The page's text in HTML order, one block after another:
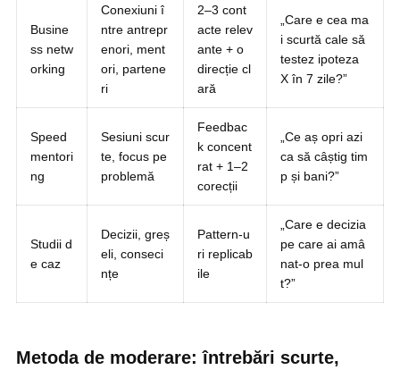
Busine
ss netw
orking
Conexiuni î
ntre antrepr
enori, ment
ori, partene
ri
2–3 cont
acte relev
ante + o
direcție cl
ară
„Care e cea ma
i scurtă cale să
testez ipoteza
X în 7 zile?”
Speed
mentori
ng
Sesiuni scur
te, focus pe
problemă
Feedbac
k concent
rat + 1–2
corecții
„Ce aș opri azi
ca să câștig tim
p și bani?”
Studii d
e caz
Decizii, greș
eli, conseci
nțe
Pattern-u
ri replicab
ile
„Care e decizia
pe care ai amâ
nat-o prea mul
t?”
Metoda de moderare: întrebări scurte,